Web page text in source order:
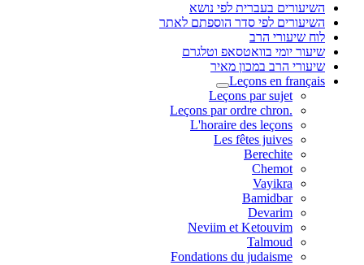
השיעורים בעברית לפי נושא
השיעורים לפי סדר הוספתם לאתר
לוח שיעורי הרב
שיעור יומי בוואטסאפ וטלגרם
שיעורי הרב במכון מאיר
Leçons en français
Leçons par sujet
.Leçons par ordre chron
L'horaire des leçons
Les fêtes juives
Berechite
Chemot
Vayikra
Bamidbar
Devarim
Neviim et Ketouvim
Talmoud
Fondations du judaisme